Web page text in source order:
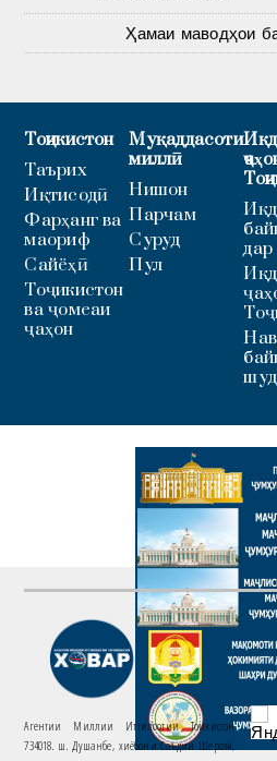
Ҳамаи маводҳои
Тоҷикистон
Таърих
Иқтисодӣ
Фарҳанг ва
маориф
Сайёҳӣ
Тоҷикистон
ва ҷомеаи
ҷаҳон
Муқаддасоти
миллӣ
Нишон
Парчам
Суруд
Пул
дар
шуд
Агентии Миллии Иттилоотии Тоҷикистон
734018. ш. Душанбе, хиёбони Саъдии Шерозӣ,